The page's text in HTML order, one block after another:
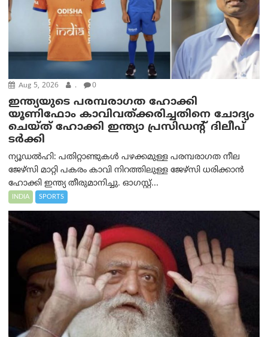
Aug 5, 2026 . 0
ഇന്ത്യയുടെ പരമ്പരാഗത ഹോക്കി
യൂണിഫോം കാവിവത്ക്കരിച്ചതിനെ ചോദ്യം
ചെയ്ത് ഹോക്കി ഇന്ത്യാ പ്രസിഡന്റ് ദിലീപ്
ടര്‍ക്കി
ന്യൂഡൽഹി: പതിറ്റാണ്ടുകൾ പഴക്കമുള്ള പരമ്പരാഗത നീല
ജേഴ്‌സി മാറ്റി പകരം കാവി നിറത്തിലുള്ള ജേഴ്‌സി ധരിക്കാൻ
ഹോക്കി ഇന്ത്യ തീരുമാനിച്ചു. ഓഗസ്റ്റ്...
INDIA SPORTS